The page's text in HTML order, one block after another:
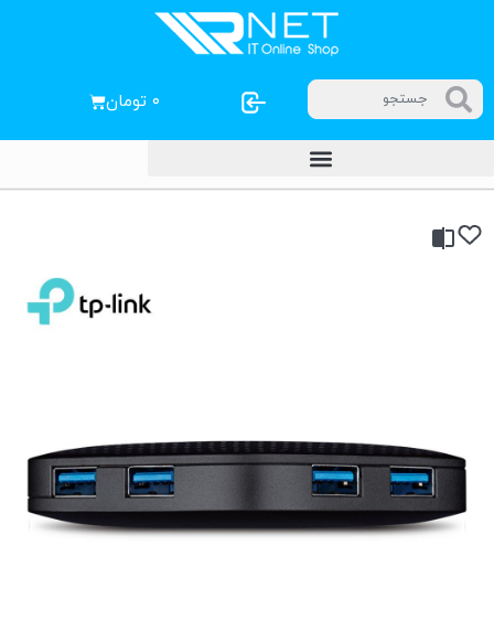
۰ تومان